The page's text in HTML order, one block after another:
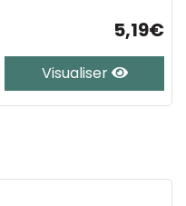
5,19€
Visualiser